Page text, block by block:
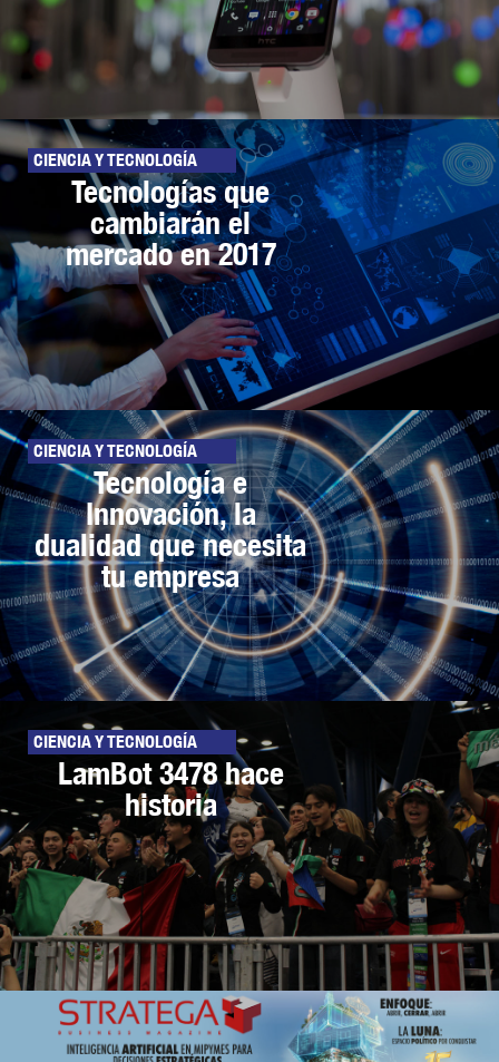
CIENCIA Y TECNOLOGÍA
Tecnologías que
cambiarán el
mercado en 2017
CIENCIA Y TECNOLOGÍA
Tecnología e
Innovación, la
dualidad que necesita
tu empresa
CIENCIA Y TECNOLOGÍA
LamBot 3478 hace
historia